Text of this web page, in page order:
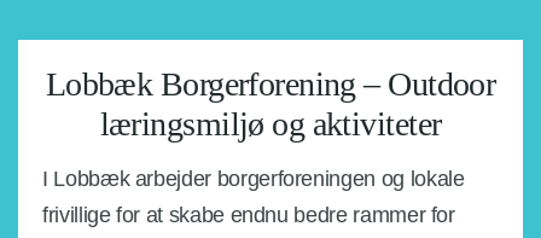
Lobbæk Borgerforening – Outdoor
læringsmiljø og aktiviteter
I Lobbæk arbejder borgerforeningen og lokale
frivillige for at skabe endnu bedre rammer for